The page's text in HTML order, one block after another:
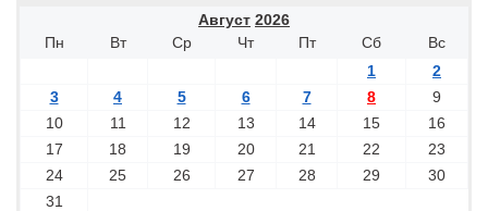
Август 2026
Пн
Вт Ср Чт Пт Сб
Вс
1
2
3
4 5 6 7 8
9
10
11 12 13 14 15
16
17
18 19 20 21 22
23
24
25 26 27 28 29
30
31